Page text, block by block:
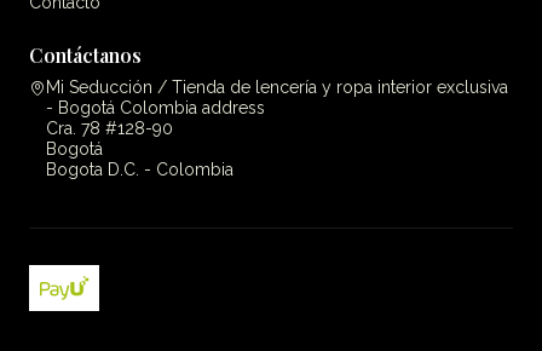
Contáctanos
Mi Seducción / Tienda de lencería y ropa interior exclusiva
- Bogotá Colombia address
Cra. 78 #128-90
Bogotá
Bogota D.C. - Colombia